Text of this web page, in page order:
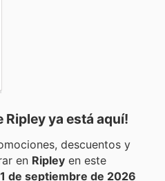
Ripleyya está aquí!
descuentos y
en Ripley en este
1 de septiembre de 2026